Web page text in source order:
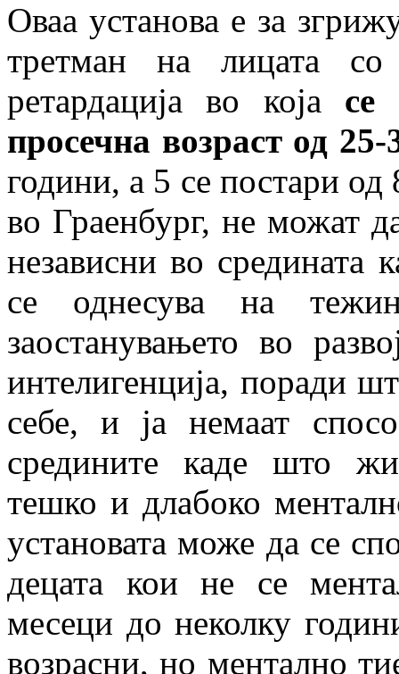
Оваа установа е за
третман на лицата
ретардација во која се
просечна возраст од 25-
години, а 5 се постари
во Граенбург, не можат
независни во средината
се однесува на
заостанувањето во
интелигенција, поради
себе, и ја немаат
средините каде што
тешко и длабоко
установата може да се
децата кои не се
месеци до неколку
возрасни, но ментално